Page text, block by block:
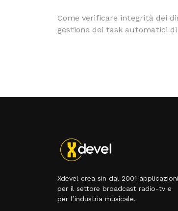
Come verificare integrità dei
gestione dei task automatici
Xdevel crea sin dal 2001 applicazioni
per il settore broadcast radio-tv e
per l’industria musicale.